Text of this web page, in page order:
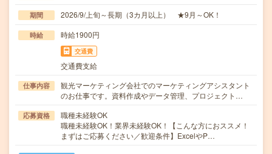
期間 2026/9/上旬～長期（3カ月以上） ★9月～OK！
時給 時給1900円
交通費
交通費支給
仕事内容
観光マーケティング会社でのマーケティングアシスタント
のお仕事です。資料作成やデータ管理、プロジェクト…
応募資格
職種未経験OK
職種未経験OK！業界未経験OK！【こんな方におススメ！
まずはご応募ください／歓迎条件】ExcelやP…